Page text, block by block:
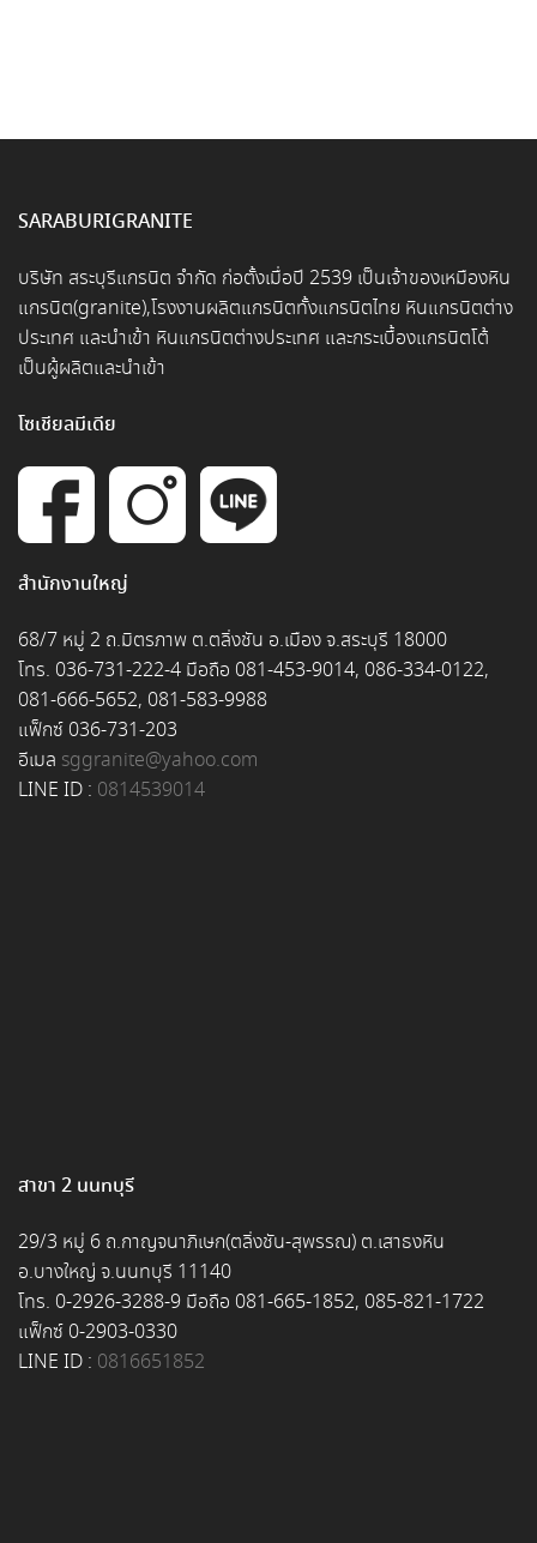
SARABURIGRANITE
บริษัท สระบุรีแกรนิต จำกัด ก่อตั้งเมื่อปี 2539 เป็นเจ้าของเหมืองหิน
แกรนิต(granite),โรงงานผลิตแกรนิตทั้งแกรนิตไทย หินแกรนิตต่าง
ประเทศ และนำเข้า หินแกรนิตต่างประเทศ และกระเบื้องแกรนิตโต้
เป็นผู้ผลิตและนำเข้า
โซเชียลมีเดีย
สำนักงานใหญ่
68/7 หมู่ 2 ถ.มิตรภาพ ต.ตลิ่งชัน อ.เมือง จ.สระบุรี 18000
โทร. 036-731-222-4 มือถือ 081-453-9014, 086-334-0122,
081-666-5652, 081-583-9988
แฟ็กซ์ 036-731-203
อีเมล sggranite@yahoo.com
LINE ID : 0814539014
สาขา 2 นนทบุรี
29/3 หมู่ 6 ถ.กาญจนาภิเษก(ตลิ่งชัน-สุพรรณ) ต.เสาธงหิน
อ.บางใหญ่ จ.นนทบุรี 11140
โทร. 0-2926-3288-9 มือถือ 081-665-1852, 085-821-1722
แฟ็กซ์ 0-2903-0330
LINE ID : 0816651852